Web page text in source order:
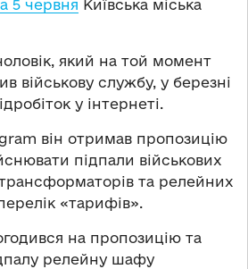
5 червня Київська міська
який на той момент
військову службу, у березні
у інтернеті.
він отримав пропозицію
підпали військових
трансформаторів та релейних
«тарифів».
на пропозицію та
релейну шафу